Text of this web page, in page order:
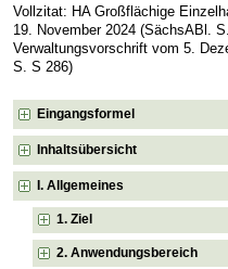
Vollzitat: HA Großflächige
19. November 2024 (SächsABl.
Verwaltungsvorschrift vom 5.
S. S 286)
Eingangsformel
Inhaltsübersicht
I. Allgemeines
1. Ziel
2. Anwendungsbereich